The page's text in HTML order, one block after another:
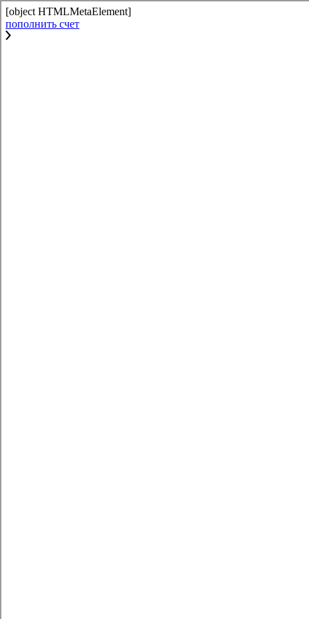
[object HTMLMetaElement]
пополнить счет